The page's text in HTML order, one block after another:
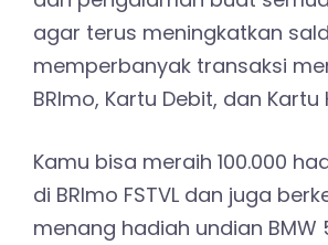
agar terus meningkatkan
memperbanyak transaksi
BRImo, Kartu Debit, dan Kartu
Kamu bisa meraih 100.000
di BRImo FSTVL dan juga
menang hadiah undian BMW